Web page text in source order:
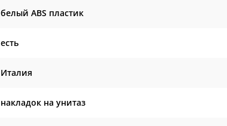
белый ABS пластик
есть
Италия
накладок на унитаз